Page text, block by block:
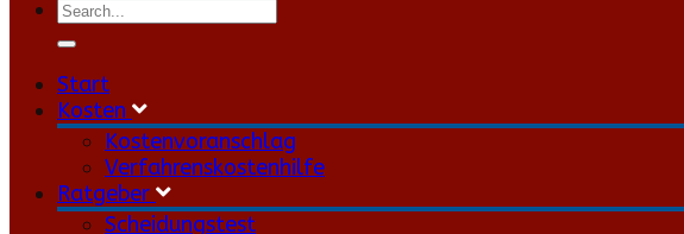
Start
Kosten
Kostenvoranschlag
Verfahrenskostenhilfe
Ratgeber
Scheidungstest